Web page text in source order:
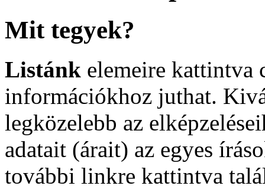
Mit tegyek?
Listánk elemeire kattintva
információkhoz juthat.
legközelebb az
adatait (árait) az egyes
további linkre kattintva